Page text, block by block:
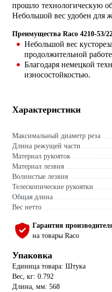
прошло технологическую
Небольшой вес удобен для
Преимущества Raco 4210-53/
Небольшой вес
продолжительной
Благодаря немецкой
износостойкостью.
Характеристики
Максимальный диаметр реза
Длина режущей части
Материал рукояток
Материал лезвия
Волнистые лезвия
Телескопические рукоятки
Общая длина
Вес нетто
Гарантия
на товары Raco
Упаковка
Единица товара: Штука
Вес, кг: 0.792
Длина, мм: 568